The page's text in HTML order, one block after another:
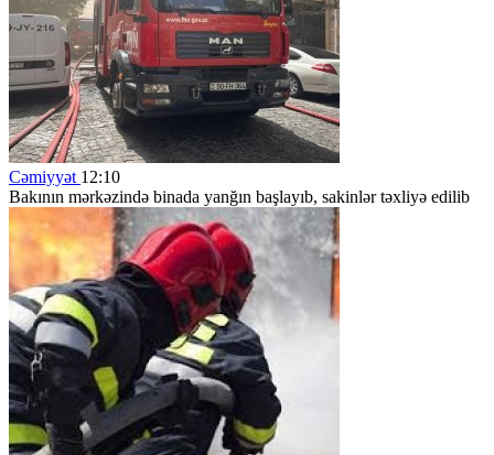
Cəmiyyət 12:10
Bakının mərkəzində binada yanğın başlayıb, sakinlər təxliyə edilib